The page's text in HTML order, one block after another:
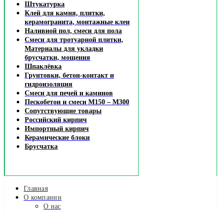
Штукатурка
Клей для камня, плитки,
керамогранита, монтажные клеи
Наливной пол, смеси для пола
Смеси для тротуарной плитки,
Материалы для укладки
брусчатки, мощения
Шпаклёвка
Грунтовки, бетон-контакт и
гидроизоляция
Смеси для печей и каминов
Пескобетон и смеси М150 – М300
Сопутствующие товары
Российский кирпич
Импортный кирпич
Керамические блоки
Брусчатка
Главная
О компании
О нас